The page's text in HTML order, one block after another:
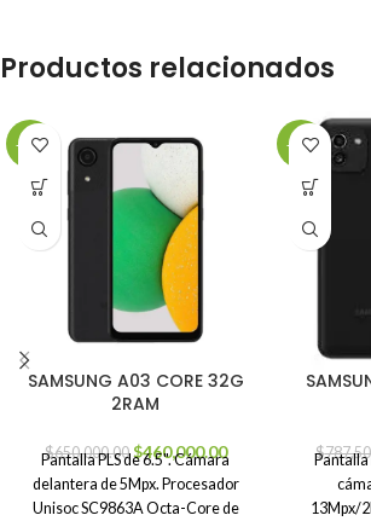
Productos relacionados
-29%
SAMSUNG A03 CORE 32G
2RAM
$650,000.00 $460,000.00
Pantalla PLS de 6.5". Cámara
delantera de 5Mpx. Procesador
Unisoc SC9863A Octa-Core de
-28%
$
Pantalla
13Mpx/